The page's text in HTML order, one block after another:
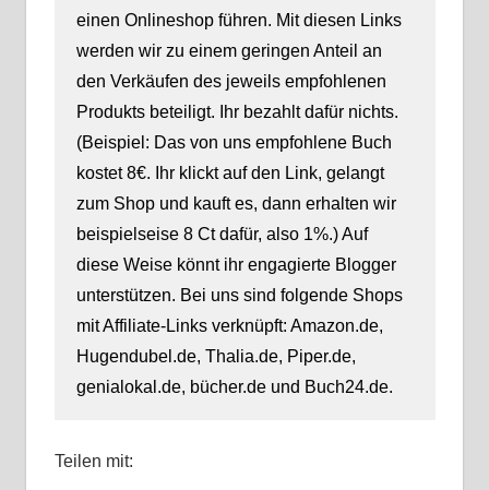
einen Onlineshop führen. Mit diesen Links
werden wir zu einem geringen Anteil an
den Verkäufen des jeweils empfohlenen
Produkts beteiligt. Ihr bezahlt dafür nichts.
(Beispiel: Das von uns empfohlene Buch
kostet 8€. Ihr klickt auf den Link, gelangt
zum Shop und kauft es, dann erhalten wir
beispielseise 8 Ct dafür, also 1%.) Auf
diese Weise könnt ihr engagierte Blogger
unterstützen. Bei uns sind folgende Shops
mit Affiliate-Links verknüpft: Amazon.de,
Hugendubel.de, Thalia.de, Piper.de,
genialokal.de, bücher.de und Buch24.de.
Teilen mit: